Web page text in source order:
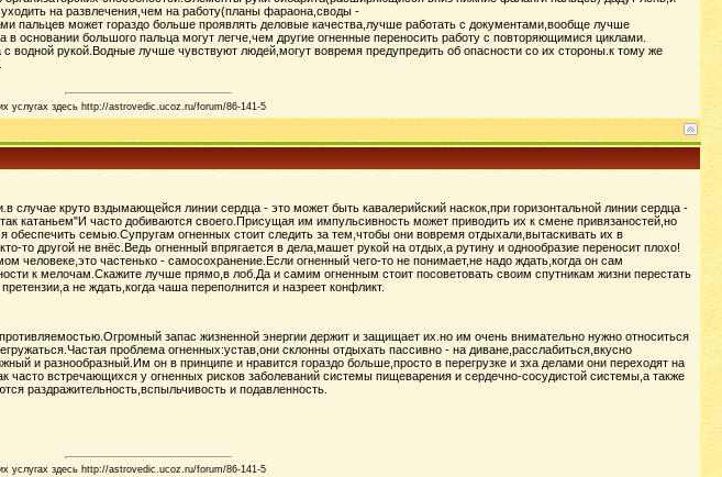
уходить на развлечения,чем на работу(планы фараона,своды -
пальцев может гораздо больше проявлять деловые качества,лучше работать с документами,вообще лучше
основании большого пальца могут легче,чем другие огненные переносить работу с повторяющимися циклами.
рукой.Водные лучше чувствуют людей,могут вовремя предупредить об опасности со их стороны.к тому же
услугах здесь http://astrovedic.ucoz.ru/forum/86-141-5
случае круто вздымающейся линии сердца - это может быть кавалерийский наскок,при горизонтальной линии сердца -
катаньем"И часто добиваются своего.Присущая им импульсивность может приводить их к смене привязаностей,но
семью.Супругам огненных стоит следить за тем,чтобы они вовремя отдыхали,вытаскивать их в
то другой не внёс.Ведь огненный впрягается в дела,машет рукой на отдых,а рутину и однообразие переносит плохо!
человеке,это частенько - самосохранение.Если огненный чего-то не понимает,не надо ждать,когда он сам
к мелочам.Скажите лучше прямо,в лоб.Да и самим огненным стоит посоветовать своим спутникам жизни перестать
не ждать,когда чаша переполнится и назреет конфликт.
запас жизненной энергии держит и защищает их.но им очень внимательно нужно относиться
проблема огненных:устав,они склонны отдыхать пассивно - на диване,расслабиться,вкусно
и разнообразный.Им он в принципе и нравится гораздо больше,просто в перегрузке и зха делами они переходят на
часто встречающихся у огненных рисков заболеваний системы пищеварения и сердечно-сосудистой системы,а также
раздражительность,вспыльчивость и подавленность.
услугах здесь http://astrovedic.ucoz.ru/forum/86-141-5